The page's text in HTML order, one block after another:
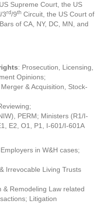
Supreme Court, the US
3rd/9th Circuit, the US Court of
of CA, NY, DC, MN, and
: Prosecution, Licensing,
Opinions;
& Acquisition, Stock-
PERM; Ministers (R1/I-
E2, O1, P1, I-601/I-601A
in W&H cases;
Irrevocable Living Trusts
& Remodeling Law related
Litigation